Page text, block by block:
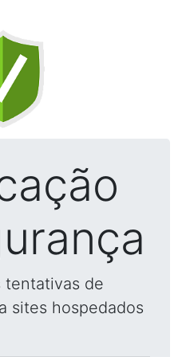
tentativas de
sites hospedados